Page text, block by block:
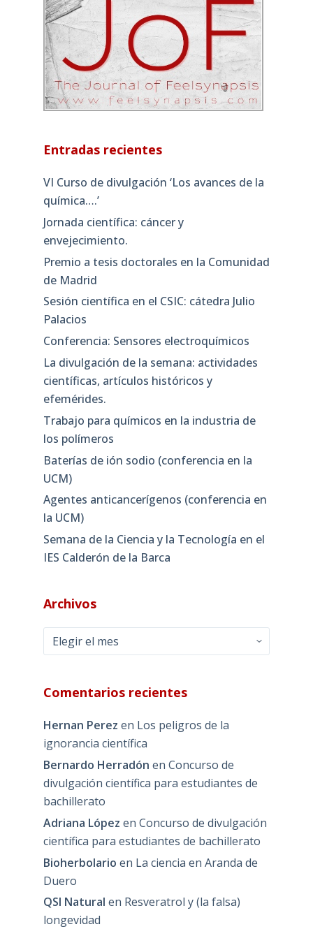
Entradas recientes
VI Curso de divulgación ‘Los avances de la
química….’
Jornada científica: cáncer y
envejecimiento.
Premio a tesis doctorales en la Comunidad
de Madrid
Sesión científica en el CSIC: cátedra Julio
Palacios
Conferencia: Sensores electroquímicos
La divulgación de la semana: actividades
científicas, artículos históricos y
efemérides.
Trabajo para químicos en la industria de
los polímeros
Baterías de ión sodio (conferencia en la
UCM)
Agentes anticancerígenos (conferencia en
la UCM)
Semana de la Ciencia y la Tecnología en el
IES Calderón de la Barca
Archivos
Archivos
Comentarios recientes
Hernan Perez en Los peligros de la
ignorancia científica
Bernardo Herradón en Concurso de
divulgación científica para estudiantes de
bachillerato
Adriana López en Concurso de divulgación
científica para estudiantes de bachillerato
Bioherbolario en La ciencia en Aranda de
Duero
QSI Natural en Resveratrol y (la falsa)
longevidad